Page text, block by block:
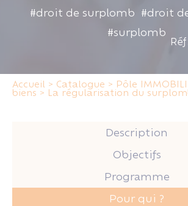
#droit de surplomb #droit
#surplomb
Accueil > Catalogue > Pôle
biens > La régularisation du
Description
Objectifs
Programme
Pour qui ?